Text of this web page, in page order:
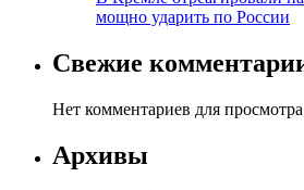
мощно ударить по России
Свежие
Нет комментариев для
Архивы